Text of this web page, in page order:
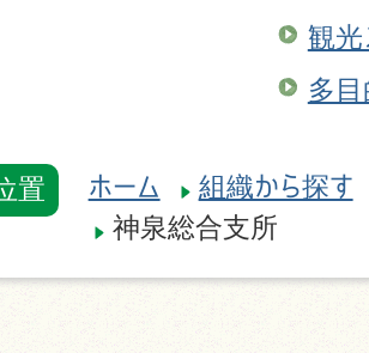
観光
多
置 ホーム
組織から探す
神泉総合支所